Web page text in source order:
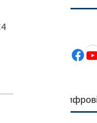
Facebook YouTube
Цифрові